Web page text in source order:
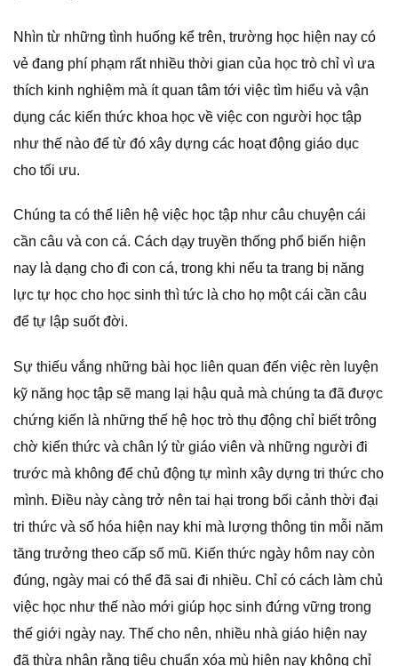
Nhìn từ những tình huống kể trên, trường học hiện nay có
vẻ đang phí phạm rất nhiều thời gian của học trò chỉ vì ưa
thích kinh nghiệm mà ít quan tâm tới việc tìm hiểu và vận
dụng các kiến thức khoa học về việc con người học tập
như thế nào để từ đó xây dựng các hoạt động giáo dục
cho tối ưu.
Chúng ta có thể liên hệ việc học tập như câu chuyện cái
cần câu và con cá. Cách dạy truyền thống phổ biến hiện
nay là dạng cho đi con cá, trong khi nếu ta trang bị năng
lực tự học cho học sinh thì tức là cho họ một cái cần câu
để tự lập suốt đời.
Sự thiếu vắng những bài học liên quan đến việc rèn luyện
kỹ năng học tập sẽ mang lại hậu quả mà chúng ta đã được
chứng kiến là những thế hệ học trò thụ động chỉ biết trông
chờ kiến thức và chân lý từ giáo viên và những người đi
trước mà không để chủ động tự mình xây dựng tri thức cho
mình. Điều này càng trở nên tai hại trong bối cảnh thời đại
tri thức và số hóa hiện nay khi mà lượng thông tin mỗi năm
tăng trưởng theo cấp số mũ. Kiến thức ngày hôm nay còn
đúng, ngày mai có thể đã sai đi nhiều. Chỉ có cách làm chủ
việc học như thế nào mới giúp học sinh đứng vững trong
thế giới ngày nay. Thế cho nên, nhiều nhà giáo hiện nay
đã thừa nhận rằng tiêu chuẩn xóa mù hiện nay không chỉ